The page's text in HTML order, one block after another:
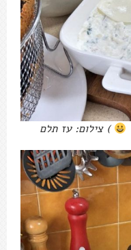
) צילום: עז תלם